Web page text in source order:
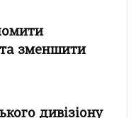
та зменшити
дивізіону